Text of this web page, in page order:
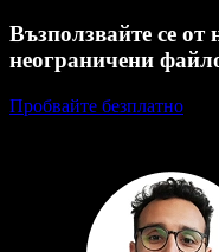
Възползвайте се от
неограничени
Пробвайте безплатно